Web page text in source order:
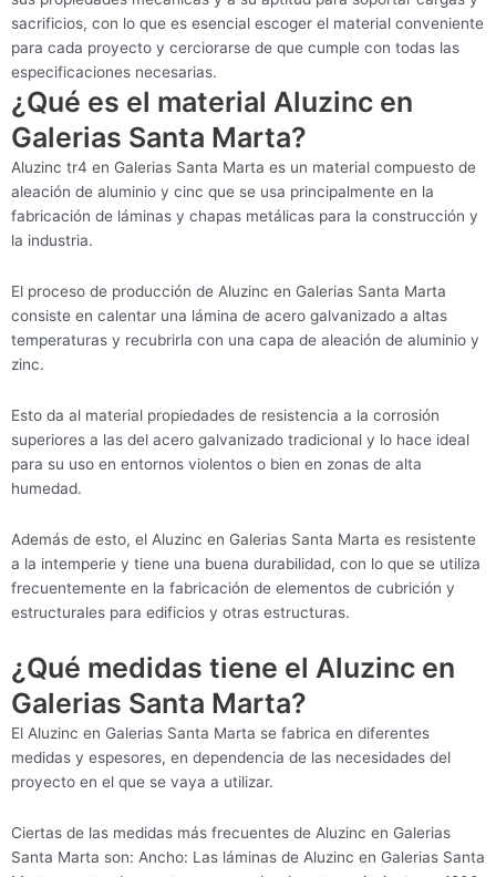
sacrificios, con lo que es esencial escoger el material conveniente
para cada proyecto y cerciorarse de que cumple con todas las
especificaciones necesarias.
¿Qué es el material Aluzinc en
Galerias Santa Marta?
Aluzinc tr4 en Galerias Santa Marta es un material compuesto de
aleación de aluminio y cinc que se usa principalmente en la
fabricación de láminas y chapas metálicas para la construcción y
la industria.
El proceso de producción de Aluzinc en Galerias Santa Marta
consiste en calentar una lámina de acero galvanizado a altas
temperaturas y recubrirla con una capa de aleación de aluminio y
zinc.
Esto da al material propiedades de resistencia a la corrosión
superiores a las del acero galvanizado tradicional y lo hace ideal
para su uso en entornos violentos o bien en zonas de alta
humedad.
Además de esto, el Aluzinc en Galerias Santa Marta es resistente
a la intemperie y tiene una buena durabilidad, con lo que se utiliza
frecuentemente en la fabricación de elementos de cubrición y
estructurales para edificios y otras estructuras.
¿Qué medidas tiene el Aluzinc en
Galerias Santa Marta?
El Aluzinc en Galerias Santa Marta se fabrica en diferentes
medidas y espesores, en dependencia de las necesidades del
proyecto en el que se vaya a utilizar.
Ciertas de las medidas más frecuentes de Aluzinc en Galerias
Santa Marta son: Ancho: Las láminas de Aluzinc en Galerias Santa